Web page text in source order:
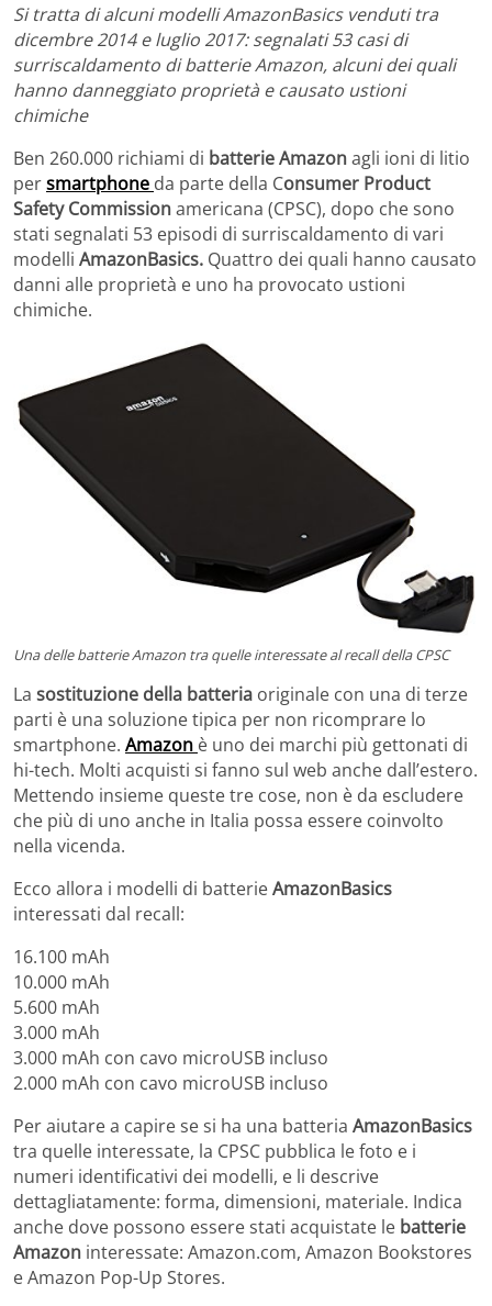
Si tratta di alcuni modelli AmazonBasics venduti tra
dicembre 2014 e luglio 2017: segnalati 53 casi di
surriscaldamento di batterie Amazon, alcuni dei quali
hanno danneggiato proprietà e causato ustioni
chimiche
Ben 260.000 richiami di batterie Amazonagli ioni di litio
persmartphone da parte della Consumer Product
Safety Commissionamericana (CPSC), dopo che sono
stati segnalati 53 episodi di surriscaldamento di vari
modelli AmazonBasics. Quattro dei quali hanno causato
danni alle proprietà e uno ha provocato ustioni
chimiche.
Una delle batterie Amazon tra quelle interessate al recall della CPSC
La sostituzione della batteria originale con una di terze
parti è una soluzione tipica per non ricomprare lo
smartphone. Amazon è uno dei marchi più gettonati di
hi-tech. Molti acquisti si fanno sul web anche dall’estero.
Mettendo insieme queste tre cose, non è da escludere
che più di uno anche in Italia possa essere coinvolto
nella vicenda.
Ecco allora i modelli di batterieAmazonBasics
interessati dal recall:
16.100 mAh
10.000 mAh
5.600 mAh
3.000 mAh
3.000 mAh con cavo microUSB incluso
2.000 mAh con cavo microUSB incluso
Per aiutare a capire se si ha una batteria AmazonBasics
tra quelle interessate, la CPSC pubblica le foto e i
numeri identificativi dei modelli, e li descrive
dettagliatamente: forma, dimensioni, materiale. Indica
anche dove possono essere stati acquistate le batterie
Amazon interessate: Amazon.com, Amazon Bookstores
e Amazon Pop-Up Stores.